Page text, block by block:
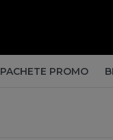
PACHETE PROMO